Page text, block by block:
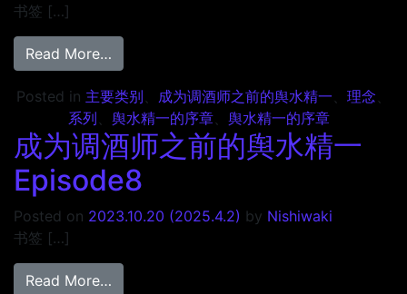
书签 […]
Read More…
Posted in 主要类别、 成为调酒师之前的舆水精一、 理念、
系列、 舆水精一的序章、 舆水精一的序章
成为调酒师之前的舆水精一
Episode8
Posted on 2023.10.20 (2025.4.2) by Nishiwaki
书签 […]
Read More…